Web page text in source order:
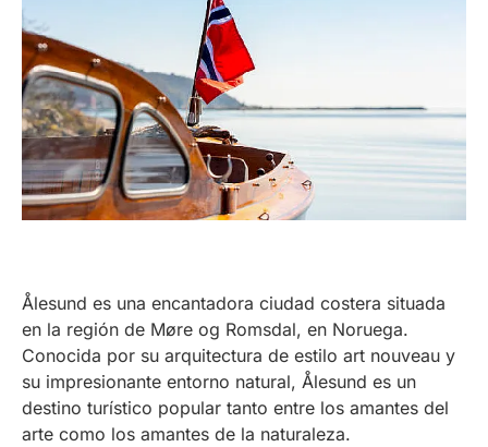
Ålesund es una encantadora ciudad costera situada
en la región de Møre og Romsdal, en Noruega.
Conocida por su arquitectura de estilo art nouveau y
su impresionante entorno natural, Ålesund es un
destino turístico popular tanto entre los amantes del
arte como los amantes de la naturaleza.